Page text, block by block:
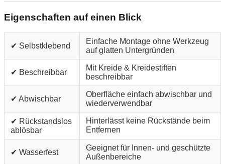
Eigenschaften auf einen Blick
✔ Selbstklebend
Einfache Montage ohne Werkzeug
auf glatten Untergründen
✔ Beschreibbar
Mit Kreide & Kreidestiften
beschreibbar
✔ Abwischbar
Oberfläche einfach abwischbar und
wiederverwendbar
✔ Rückstandslos
ablösbar
Hinterlässt keine Rückstände beim
Entfernen
✔ Wasserfest
Geeignet für Innen- und geschützte
Außenbereiche